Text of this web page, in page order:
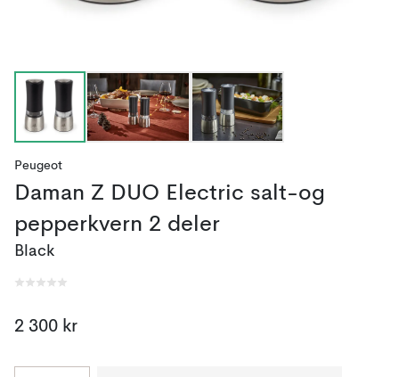
Peugeot
Daman Z DUO Electric salt-og
pepperkvern 2 deler
Black
2 300 kr